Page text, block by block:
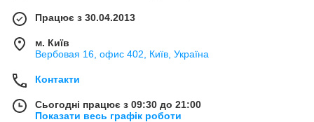
Працює з 30.04.2013
м. Київ
Вербовая 16, офис 402, Київ, Україна
Контакти
Сьогодні працює з 09:30 до 21:00
Показати весь графік роботи